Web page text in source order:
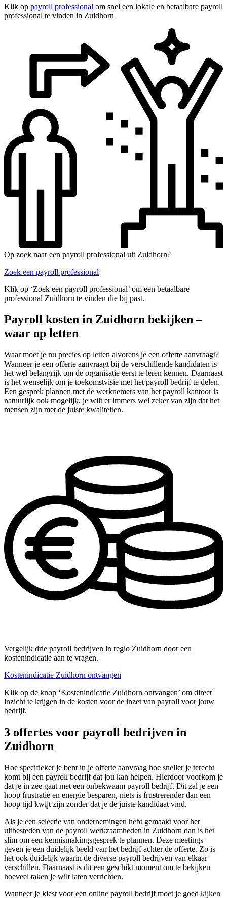
Klik op payroll professional om snel een lokale en betaalbare payroll
professional te vinden in Zuidhorn
Op zoek naar een payroll professional uit Zuidhorn?
Zoek een payroll professional
Klik op ‘Zoek een payroll professional’ om een betaalbare
professional Zuidhorn te vinden die bij past.
Payroll kosten in Zuidhorn bekijken –
waar op letten
Waar moet je nu precies op letten alvorens je een offerte aanvraagt?
Wanneer je een offerte aanvraagt bij de verschillende kandidaten is
het wel belangrijk om de organisatie eerst te leren kennen. Daarnaast
is het wenselijk om je toekomstvisie met het payroll bedrijf te delen.
Een gesprek plannen met de werknemers van het payroll kantoor is
natuurlijk ook mogelijk, je wilt er immers wel zeker van zijn dat het
mensen zijn met de juiste kwaliteiten.
Vergelijk drie payroll bedrijven in regio Zuidhorn door een
kostenindicatie aan te vragen.
Kostenindicatie Zuidhorn ontvangen
Klik op de knop ‘Kostenindicatie Zuidhorn ontvangen’ om direct
inzicht te krijgen in de kosten voor de inzet van payroll voor jouw
bedrijf.
3 offertes voor payroll bedrijven in
Zuidhorn
Hoe specifieker je bent in je offerte aanvraag hoe sneller je terecht
komt bij een payroll bedrijf dat jou kan helpen. Hierdoor voorkom je
dat je in zee gaat met een onbekwaam payroll bedrijf. Dit zal je een
hoop frustratie en energie besparen, niets is frustrerender dan een
hoop tijd kwijt zijn zonder dat je de juiste kandidaat vind.
Als je een selectie van ondernemingen hebt gemaakt voor het
uitbesteden van de payroll werkzaamheden in Zuidhorn dan is het
slim om een kennismakingsgesprek te plannen. Deze meetings
geven je een duidelijk beeld van het bedrijf achter de offerte. Zo is
het ook duidelijk waarin de diverse payroll bedrijven van elkaar
verschillen. Daarnaast is dit een geschikt moment om te bekijken
hoeveel taken je wilt laten verrichten.
Wanneer je kiest voor een online payroll bedrijf moet je goed kijken